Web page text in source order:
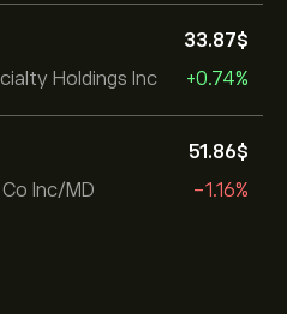
Holdings Inc
33.87‎$‎
+0.74%
Inc/MD
51.86‎$‎
-1.16%